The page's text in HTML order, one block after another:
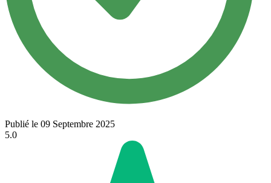
Publié le 09 Septembre 2025
5.0